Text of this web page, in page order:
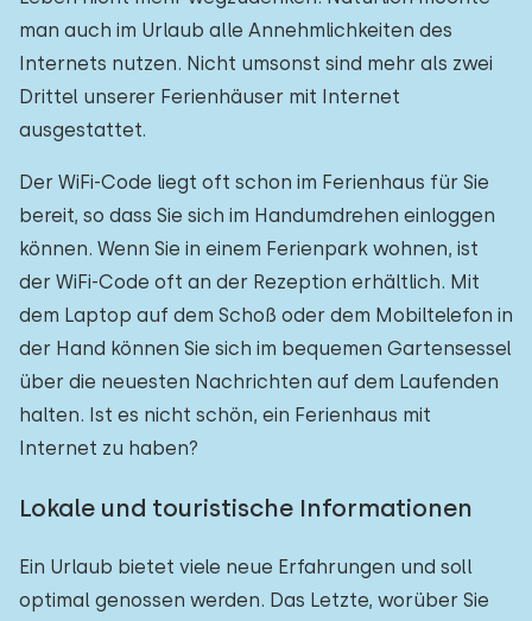
man auch im Urlaub alle Annehmlichkeiten des
Internets nutzen. Nicht umsonst sind mehr als zwei
Drittel unserer Ferienhäuser mit Internet
ausgestattet.
Der WiFi-Code liegt oft schon im Ferienhaus für Sie
bereit, so dass Sie sich im Handumdrehen einloggen
können. Wenn Sie in einem Ferienpark wohnen, ist
der WiFi-Code oft an der Rezeption erhältlich. Mit
dem Laptop auf dem Schoß oder dem Mobiltelefon in
der Hand können Sie sich im bequemen Gartensessel
über die neuesten Nachrichten auf dem Laufenden
halten. Ist es nicht schön, ein Ferienhaus mit
Internet zu haben?
Lokale und touristische Informationen
Ein Urlaub bietet viele neue Erfahrungen und soll
optimal genossen werden. Das Letzte, worüber Sie